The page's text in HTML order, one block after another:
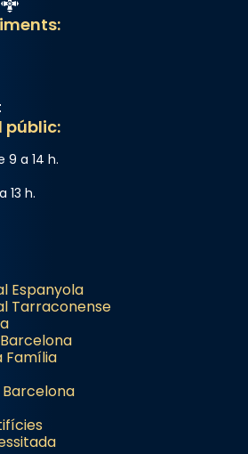
públic:
9 a 14 h.
13 h.
Espanyola
Tarraconense
Família